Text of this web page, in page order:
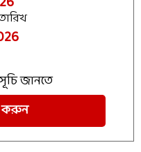
জানতে
করুন